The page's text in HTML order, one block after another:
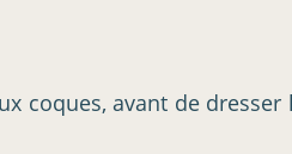
coques, avant de dresser